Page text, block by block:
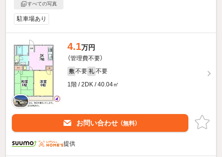
すべての写真
駐車場あり
4.1万円
（管理費不要）
敷 不要 礼 不要
1階 / 2DK / 40.04㎡
お問い合わせ （無料）
提供